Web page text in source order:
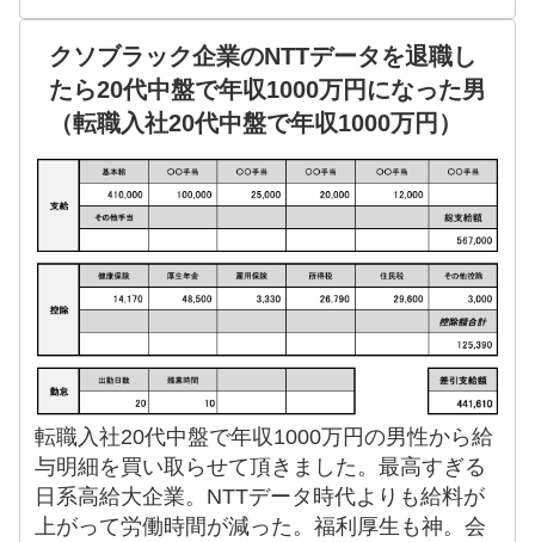
クソブラック企業のNTTデータを退職し
たら20代中盤で年収1000万円になった男
（転職入社20代中盤で年収1000万円）
転職入社20代中盤で年収1000万円の男性から給
与明細を買い取らせて頂きました。最高すぎる
日系高給大企業。NTTデータ時代よりも給料が
上がって労働時間が減った。福利厚生も神。会